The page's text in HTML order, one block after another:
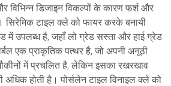
विभिन्न डिजाइन विकल्पों के कारण फर्श और
सिरेमिक टाइल क्ले को फायर करके बनायी
में उपलब्ध है, जहाँ लो ग्रेड सस्ता और हाई ग्रेड
एक प्राकृतिक पत्थर है, जो अपनी अनूठी
में प्रचलित है, लेकिन इसका रखरखाव
होती है। पोर्सलेन टाइल विनाइल क्ले को